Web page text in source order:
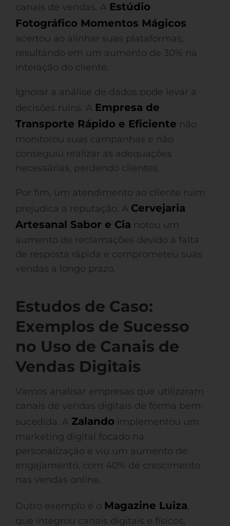
canais de vendas. A Estúdio
Fotográfico Momentos Mágicos
acertou ao alinhar suas plataformas,
resultando em um aumento de 30% na
interação do cliente.
Ignorar a análise de dados pode levar a
decisões ruins. A Empresa de
Transporte Rápido e Eficiente não
monitorou suas campanhas e não
conseguiu realizar as adequações
necessárias, perdendo clientes.
Por fim, um atendimento ao cliente ruim
prejudica a reputação. A Cervejaria
Artesanal Sabor e Cia notou um
aumento de reclamações devido à falta
de resposta rápida e comprometeu suas
vendas a longo prazo.
Estudos de Caso:
Exemplos de Sucesso
no Uso de Canais de
Vendas Digitais
Vamos analisar empresas que utilizaram
canais de vendas digitais de forma bem-
sucedida. A Zalando implementou um
marketing digital focado na
personalização e viu um aumento de
engajamento, com 40% de crescimento
nas vendas online.
Outro exemplo é o Magazine Luiza,
que integrou canais digitais e físicos,